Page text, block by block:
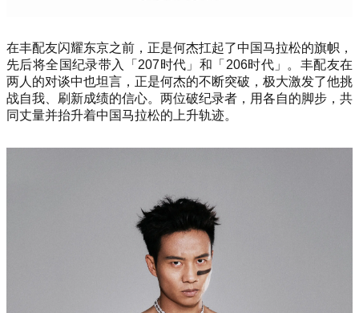
在丰配友闪耀东京之前，正是何杰扛起了中国马拉松的旗帜，
先后将全国纪录带入「207时代」和「206时代」。丰配友在
两人的对谈中也坦言，正是何杰的不断突破，极大激发了他挑
战自我、刷新成绩的信心。两位破纪录者，用各自的脚步，共
同丈量并抬升着中国马拉松的上升轨迹。